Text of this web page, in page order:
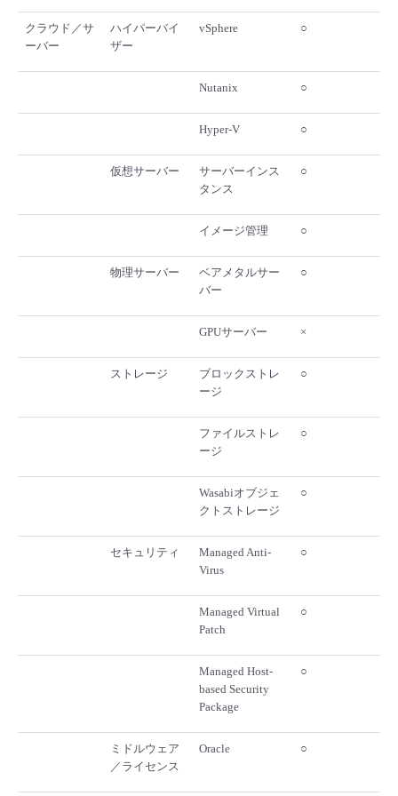
クラウド／サ
ーバー
ハイパーバイ
ザー
vSphere ○
Nutanix ○
Hyper-V ○
仮想サーバー
サーバーインス
タンス
○
イメージ管理 ○
物理サーバー
ベアメタルサー
バー
○
GPUサーバー ×
ストレージ
ブロックストレ
ージ
○
ファイルストレ
ージ
○
Wasabiオブジェ
クトストレージ
○
セキュリティ
Managed Anti-
Virus
○
Managed Virtual
Patch
○
Managed Host-
based Security
Package
○
ミドルウェア
／ライセンス
Oracle ○